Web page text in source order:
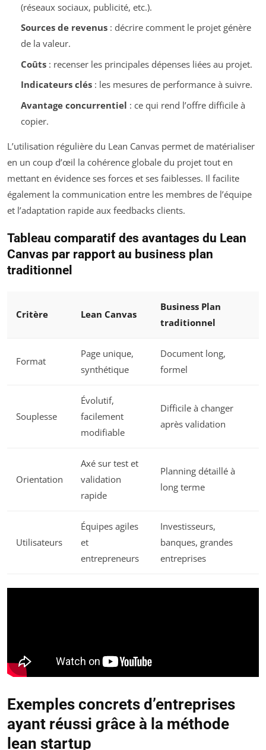
(réseaux sociaux, publicité, etc.).
Sources de revenus: décrire comment le projet génère
de la valeur.
Coûts: recenser les principales dépenses liées au projet.
Indicateurs clés: les mesures de performance à suivre.
Avantage concurrentiel : ce qui rend l’offre difficile à
copier.
L’utilisation régulière du Lean Canvas permet de matérialiser
en un coup d’œil la cohérence globale du projet tout en
mettant en évidence ses forces et ses faiblesses. Il facilite
également la communication entre les membres de l’équipe
et l’adaptation rapide aux feedbacks clients.
Tableau comparatif des avantages du Lean
Canvas par rapport au business plan
traditionnel
Critère Lean Canvas
Business Plan
traditionnel
Format
Page unique,
synthétique
Document long,
formel
Souplesse
Évolutif,
facilement
modifiable
Difficile à changer
après validation
Orientation
Axé sur test et
validation
rapide
Planning détaillé à
long terme
Utilisateurs
Équipes agiles
et
entrepreneurs
Investisseurs,
banques, grandes
entreprises
Exemples concrets d’entreprises
ayant réussi grâce à la méthode
lean startup